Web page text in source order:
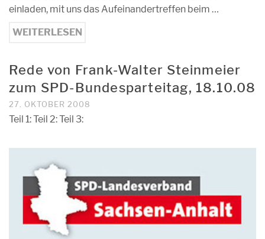
einladen, mit uns das Aufeinandertreffen beim …
WEITERLESEN
Rede von Frank-Walter Steinmeier
zum SPD-Bundesparteitag, 18.10.08
27. OKTOBER 2008
Teil 1: Teil 2: Teil 3: